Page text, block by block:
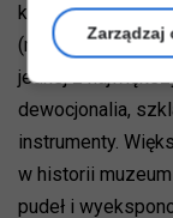
kuchenne,
(mało kto wie, że
jednej z
dewocjonalia,
instrumenty.
w historii
pudeł i
Zarządzaj